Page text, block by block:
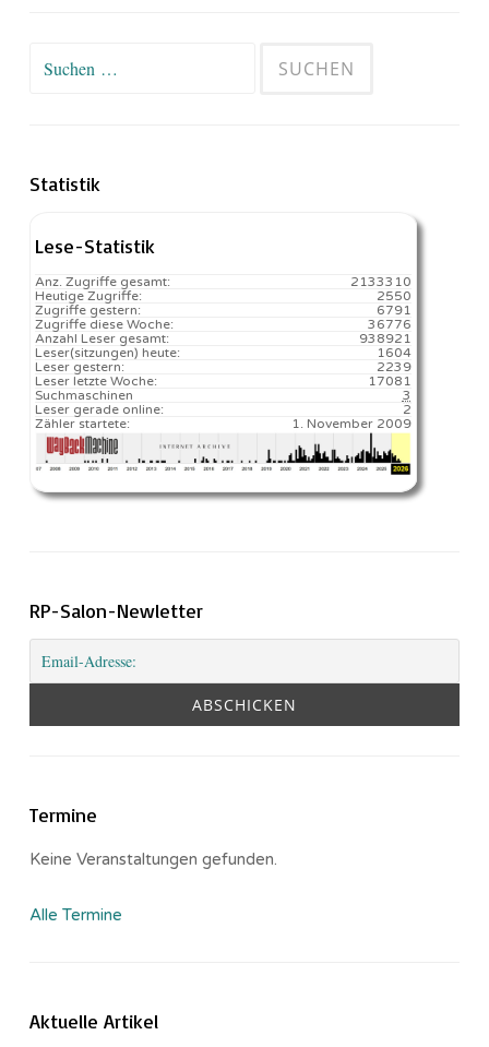
Suchen
Statistik
Lese-Statistik
2133310
Anz. Zugriffe gesamt:
2550
Heutige Zugriffe:
6791
Zugriffe gestern:
36776
Zugriffe diese Woche:
938921
Anzahl Leser gesamt:
1604️
Leser(sitzungen) heute:
2239
Leser gestern:
17081️
Leser letzte Woche:
3
Suchmaschinen
2
Leser gerade online:
1. November 2009
Zähler startete:
RP-Salon-Newletter
Termine
Keine Veranstaltungen gefunden.
Alle Termine
Aktuelle Artikel